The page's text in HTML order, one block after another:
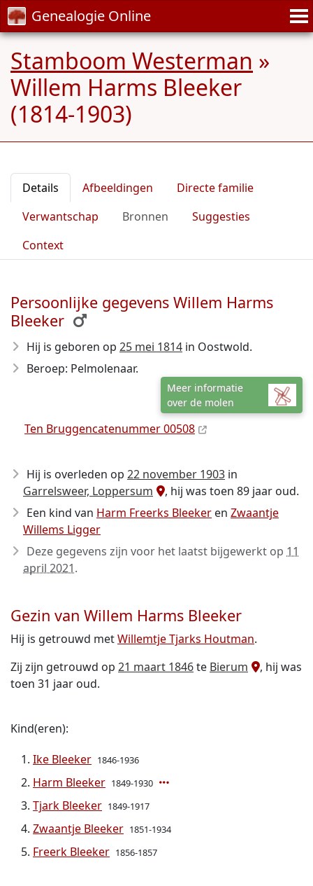
Genealogie Online
Stamboom Westerman »
Willem Harms Bleeker
(1814-1903)
Details Afbeeldingen
Directe familie
Verwantschap
Bronnen
Suggesties
Context
Persoonlijke gegevens Willem Harms
Bleeker
Hij is geboren op 25 mei 1814 in Oostwold.
Beroep: Pelmolenaar.
Meer informatie
over de molen
Ten Bruggencatenummer 00508
Hij is overleden op 22 november 1903 in
Garrelsweer, Loppersum
, hij was toen 89 jaar oud.
Een kind van Harm Freerks Bleeker en Zwaantje
Willems Ligger
Deze gegevens zijn voor het laatst bijgewerkt op 11
april 2021.
Gezin van Willem Harms Bleeker
Hij is getrouwd metWillemtje Tjarks Houtman.
Zij zijn getrouwd op 21 maart 1846te Bierum
, hij was
toen 31 jaar oud.
Kind(eren):
Ike Bleeker 1846-1936
Harm Bleeker 1849-1930
Tjark Bleeker 1849-1917
Zwaantje Bleeker 1851-1934
Freerk Bleeker 1856-1857